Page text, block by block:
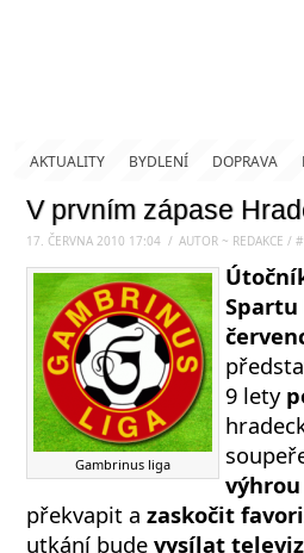
AKTUALITY BYDLENÍ DOPRAVA
V prvním zápase
17. ČERVNA 2010 17:04 / AUTOR ~ REDAKCE / #
Gambrinus liga
Spartu
9 lety
překvapit a zaskočit
utkání bude vysílat